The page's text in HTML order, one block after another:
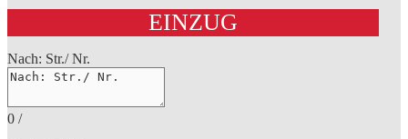
EINZUG
Nach: Str./ Nr.
0 /